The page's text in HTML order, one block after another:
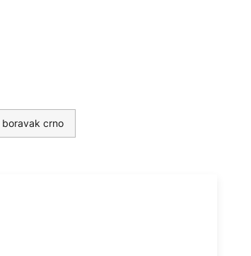
crno